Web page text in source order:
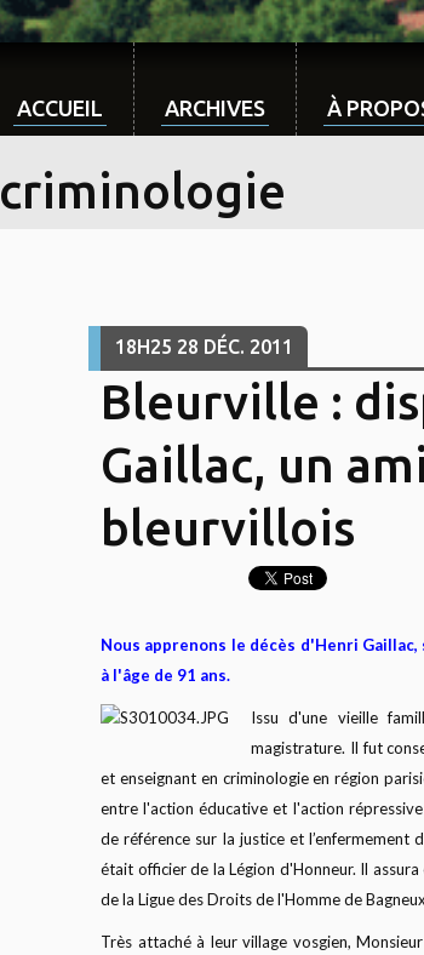
ACCUEIL ARCHIVES À
criminologie
18H25 28 DÉC. 2011
Bleurville :
Gaillac, un
bleurvillois
Nous apprenons le décès d'Henri
à l'âge de 91 ans.
Issu d'une vieille
magistrature. Il fut
et enseignant en criminologie en région
entre l'action éducative et l'action
de référence sur la justice et l’enfermement
était officier de la Légion d'Honneur. Il
de la Ligue des Droits de l'Homme de
Très attaché à leur village vosgien,